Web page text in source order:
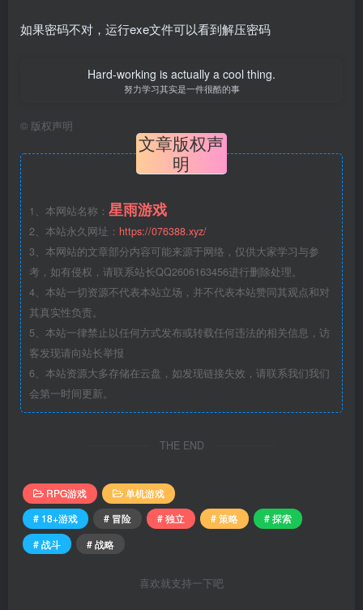
如果密码不对，运行exe文件可以看到解压密码
Hard-working is actually a cool thing.
努力学习其实是一件很酷的事
© 版权声明
文章版权声
明
1、本网站名称： 星雨游戏
2、本站永久网址： https://076388.xyz/
3、本网站的文章部分内容可能来源于网络，仅供大家学习与参
考，如有侵权，请联系站长QQ2606163456进行删除处理。
4、本站一切资源不代表本站立场，并不代表本站赞同其观点和对
其真实性负责。
5、本站一律禁止以任何方式发布或转载任何违法的相关信息，访
客发现请向站长举报
6、本站资源大多存储在云盘，如发现链接失效，请联系我们我们
会第一时间更新。
THE END
RPG游戏
单机游戏
# 18+游戏
# 冒险 # 独立 # 策略
# 探索
# 战斗
# 战略
喜欢就支持一下吧